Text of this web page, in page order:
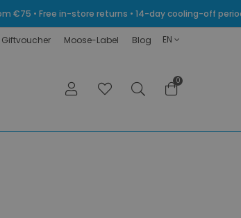
• Free in-store returns • 14-day cooling-off
Giftvoucher Moose-Label Blog EN
0